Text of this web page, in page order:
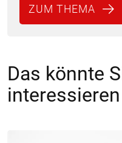
ZUM THEMA
Das könnte
interessieren